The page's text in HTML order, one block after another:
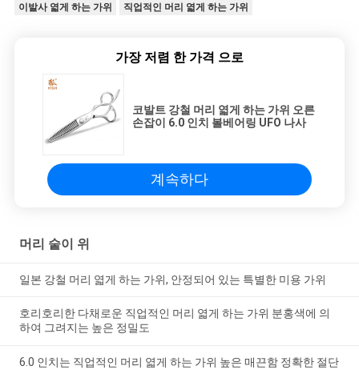
이발사 엷게 하는 가위 직업적인 머리 엷게 하는 가위
가장 저렴 한 가격 으로
코발트 강철 머리 엷게 하는 가위 오른
손잡이 6.0 인치 볼베어링 UFO 나사
계속하다
머리 숱이 위
일본 강철 머리 엷게 하는 가위, 안정되어 있는 특별한 미용 가위
호리호리한 다채로운 직업적인 머리 엷게 하는 가위 분홍색에 의
하여 그려지는 높은 정밀도
6.0 인치는 직업적인 머리 엷게 하는 가위 높은 매끈함 정확한 절단